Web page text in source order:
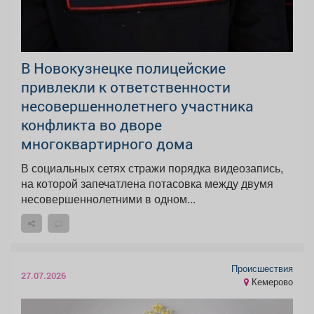
В Новокузнецке полицейские
привлекли к ответственности
несовершеннолетнего участника
конфликта во дворе
многоквартирного дома
В социальных сетях стражи порядка видеозапись,
на которой запечатлена потасовка между двумя
несовершеннолетними в одном...
27.07.2026
Происшествия
Кемерово